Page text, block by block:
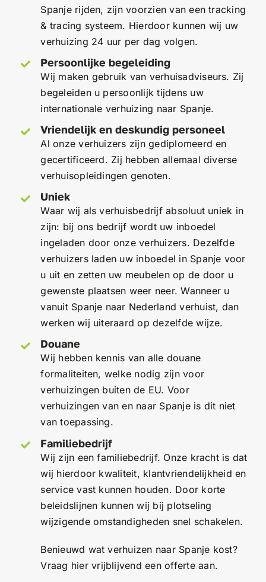
Spanje rijden, zijn voorzien van een tracking
& tracing systeem. Hierdoor kunnen wij uw
verhuizing 24 uur per dag volgen.
Persoonlijke begeleiding
Wij maken gebruik van verhuisadviseurs. Zij
begeleiden u persoonlijk tijdens uw
internationale verhuizing naar Spanje.
Vriendelijk en deskundig personeel
Al onze verhuizers zijn gediplomeerd en
gecertificeerd. Zij hebben allemaal diverse
verhuisopleidingen genoten.
Uniek
Waar wij als verhuisbedrijf absoluut uniek in
zijn: bij ons bedrijf wordt uw inboedel
ingeladen door onze verhuizers. Dezelfde
verhuizers laden uw inboedel in Spanje voor
u uit en zetten uw meubelen op de door u
gewenste plaatsen weer neer. Wanneer u
vanuit Spanje naar Nederland verhuist, dan
werken wij uiteraard op dezelfde wijze.
Douane
Wij hebben kennis van alle douane
formaliteiten, welke nodig zijn voor
verhuizingen buiten de EU. Voor
verhuizingen van en naar Spanje is dit niet
van toepassing.
Familiebedrijf
Wij zijn een familiebedrijf. Onze kracht is dat
wij hierdoor kwaliteit, klantvriendelijkheid en
service vast kunnen houden. Door korte
beleidslijnen kunnen wij bij plotseling
wijzigende omstandigheden snel schakelen.
Benieuwd wat verhuizen naar Spanje kost?
Vraag hiervrijblijvend een offerte aan.